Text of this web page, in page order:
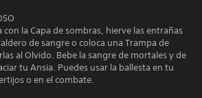
la Capa de sombras, hierve las entrañas
de sangre o coloca una Trampa de
al Olvido. Bebe la sangre de mortales y de
tu Ansia. Puedes usar la ballesta en tu
o en el combate.